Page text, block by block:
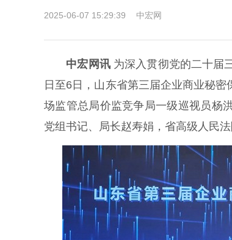
2025-06-07 15:29:39 中宏网
中宏网讯为深入贯彻党的二十届
日至6日，山东省第三届企业商业秘
场监管总局价监竞争局一级巡视员杨
党组书记、局长赵寿娟，省高级人民